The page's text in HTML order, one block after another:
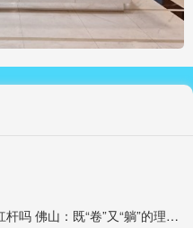
香港股票有杠杆吗 佛山：既“卷”又“躺”的理想生活之道